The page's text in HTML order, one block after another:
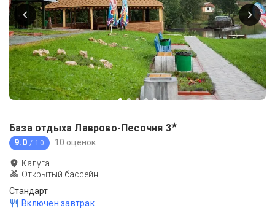
База отдыха Лаврово-Песочня 3★
9.0 / 10 10 оценок
Калуга
Открытый бассейн
Стандарт
Включен завтрак